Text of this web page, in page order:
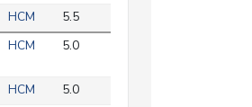
HCM
5.5
HCM 5.0
HCM
5.0